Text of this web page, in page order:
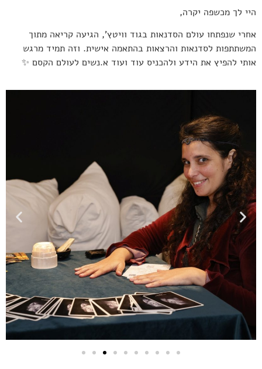
היי לך מכשפה יקרה,
אחרי שנפתחו עולם הסדנאות בגוד וויטץ’, הגיעה קריאה מתוך
המשתתפות לסדנאות והרצאות בהתאמה אישית. וזה תמיד מרגש
אותי להפיץ את הידע ולהכניס עוד ועוד א.נשים לעולם הקסם ✨